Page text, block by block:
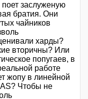
поет заслуженую
братия. Они
чайников
харды?
вторичны? Или
попугаев, в
работе
жопу в линейной
Чтобы не